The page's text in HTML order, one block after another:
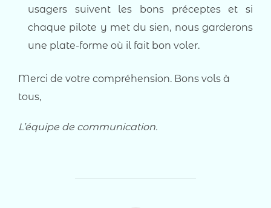
usagers suivent les bons préceptes et si
chaque pilote y met du sien, nous garderons
une plate-forme où il fait bon voler.
Merci de votre compréhension. Bons vols à
tous,
L’équipe de communication.